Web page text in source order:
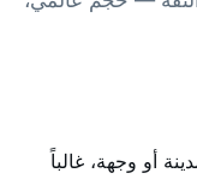
أو وجهة، غالباً